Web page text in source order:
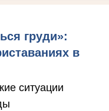
груди»:
в
ситуации